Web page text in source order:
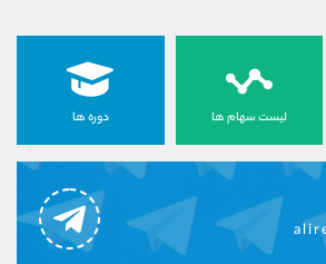
لیست سهام ها دوره ها